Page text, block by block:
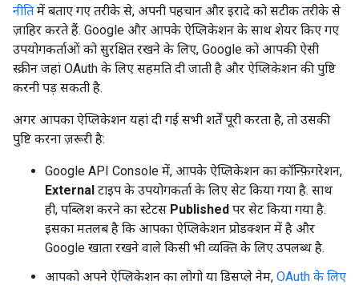
नीति में बताए गए तरीके से, अपनी पहचान और इरादे को सटीक तरीके से
ज़ाहिर करते हैं. Google और आपके ऐप्लिकेशन के साथ शेयर किए गए
उपयोगकर्ताओं को सुरक्षित रखने के लिए, Google को आपकी ऐसी
स्क्रीन जहां OAuth के लिए सहमति दी जाती है और ऐप्लिकेशन की पुष्टि
करनी पड़ सकती है.
अगर आपका ऐप्लिकेशन यहां दी गई सभी शर्तें पूरी करता है, तो उसकी
पुष्टि करना ज़रूरी है:
Google API Console में, आपके ऐप्लिकेशन का कॉन्फ़िगरेशन,
External टाइप के उपयोगकर्ता के लिए सेट किया गया है. साथ
ही, पब्लिश करने का स्टेटस Published पर सेट किया गया है.
इसका मतलब है कि आपका ऐप्लिकेशन प्रोडक्शन में है और
Google खाता रखने वाले किसी भी व्यक्ति के लिए उपलब्ध है.
आपको अपने ऐप्लिकेशन का लोगो या डिसप्ले नेम, OAuth के लिए